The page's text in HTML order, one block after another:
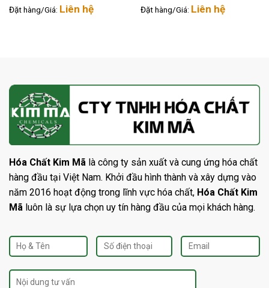
Đặt hàng/Giá: Liên hệ Đặt hàng/Giá: Liên hệ
Hóa Chất Kim Mã là công ty sản xuất và cung ứng hóa chất
hàng đầu tại Việt Nam. Khởi đầu hình thành và xây dựng vào
năm 2016 hoạt động trong lĩnh vực hóa chất, Hóa Chất Kim
Mã luôn là sự lựa chọn uy tín hàng đầu của mọi khách hàng.